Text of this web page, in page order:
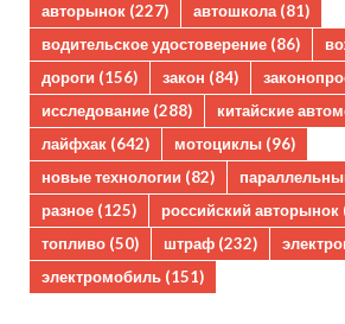
авторынок (227) автошкола(81)
водительское удостоверение (86)
дороги (156) закон (84)
исследование (288) китайские
лайфхак (642) мотоциклы (96)
новые технологии (82)
разное (125) российский авторынок
топливо (50) штраф (232)
электромобиль (151)